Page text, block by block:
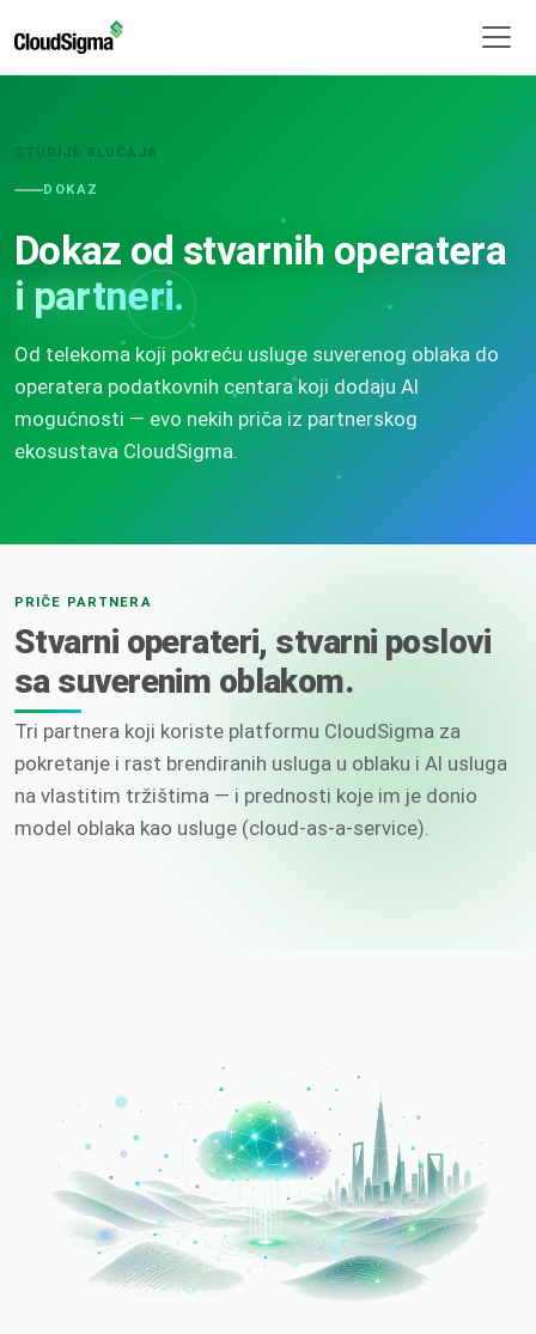
STUDIJE SLUČAJA
DOKAZ
Dokaz od stvarnih operatera
i partneri.
Od telekoma koji pokreću usluge suverenog oblaka do
operatera podatkovnih centara koji dodaju AI
mogućnosti — evo nekih priča iz partnerskog
ekosustava CloudSigma.
PRIČE PARTNERA
Stvarni operateri, stvarni poslovi
sa suverenim oblakom.
Tri partnera koji koriste platformu CloudSigma za
pokretanje i rast brendiranih usluga u oblaku i AI usluga
na vlastitim tržištima — i prednosti koje im je donio
model oblaka kao usluge (cloud-as-a-service).